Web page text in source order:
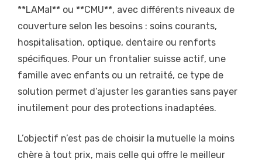
**LAMal** ou **CMU**, avec différents niveaux de
couverture selon les besoins : soins courants,
hospitalisation, optique, dentaire ou renforts
spécifiques. Pour un frontalier suisse actif, une
famille avec enfants ou un retraité, ce type de
solution permet d’ajuster les garanties sans payer
inutilement pour des protections inadaptées.
L’objectif n’est pas de choisir la mutuelle la moins
chère à tout prix, mais celle qui offre le meilleur